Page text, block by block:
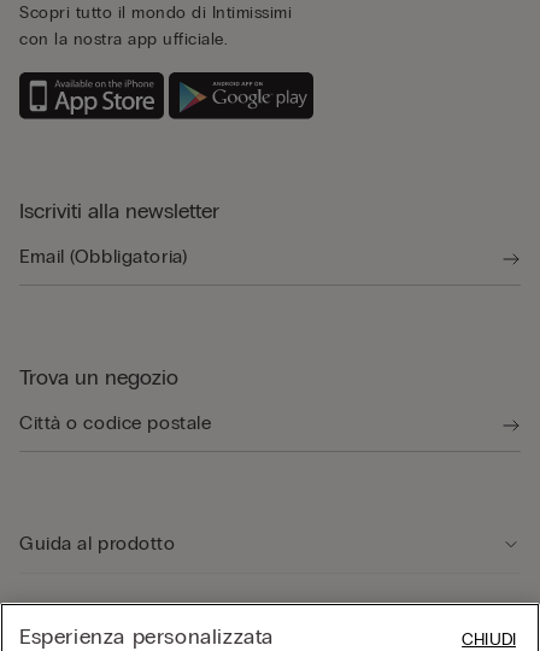
Scopri tutto il mondo di Intimissimi
con la nostra app ufficiale.
Iscriviti alla newsletter
Trova un negozio
Guida al prodotto
Esperienza personalizzata CHIUDI